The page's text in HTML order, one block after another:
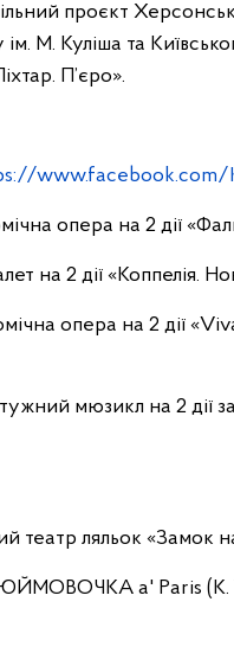
проєкт
М. Куліша та
П’єро».
www.facebook.com/
опера на 2 дії
на 2 дії «Коппелія.
опера на 2 дії
мюзикл на 2 дії
театр ляльок «Замок
a' Paris (К.